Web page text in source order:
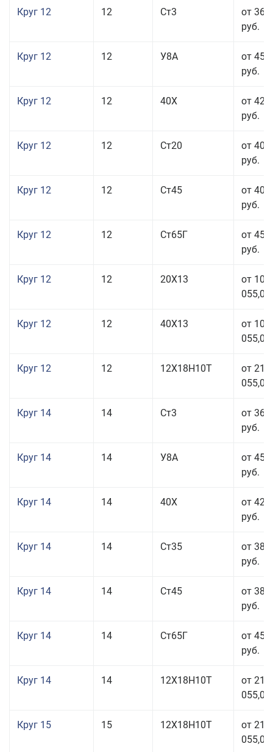
Круг 12 12 Ст3
от 36
руб.
Круг 12 12 У8А
от 45
руб.
Круг 12 12 40Х
от 42
руб.
Круг 12 12 Ст20
от 40
руб.
Круг 12 12 Ст45
от 40
руб.
Круг 12 12 Ст65Г
от 45
руб.
Круг 12 12 20Х13
от 103
055,00
Круг 12 12 40Х13
от 103
055,00
Круг 12 12 12Х18Н10Т
от 212
055,00
Круг 14 14 Ст3
от 36
руб.
Круг 14 14 У8А
от 45
руб.
Круг 14 14 40Х
от 42
руб.
Круг 14 14 Ст35
от 38
руб.
Круг 14 14 Ст45
от 38
руб.
Круг 14 14 Ст65Г
от 45
руб.
Круг 14 14 12Х18Н10Т
от 211
055,00
Круг 15 15 12Х18Н10Т
от 211
055,00